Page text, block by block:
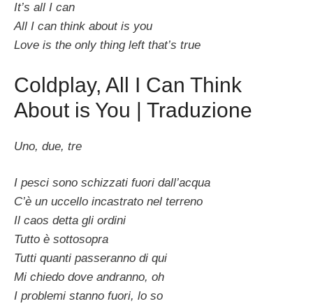
It’s all I can
All I can think about is you
Love is the only thing left that’s true
Coldplay, All I Can Think
About is You | Traduzione
Uno, due, tre
I pesci sono schizzati fuori dall’acqua
C’è un uccello incastrato nel terreno
Il caos detta gli ordini
Tutto è sottosopra
Tutti quanti passeranno di qui
Mi chiedo dove andranno, oh
I problemi stanno fuori, lo so